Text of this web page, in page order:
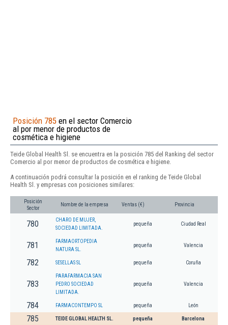
Posición 785 en el sector Comercio
al por menor de productos de
cosmética e higiene
Teide Global Health Sl. se encuentra en la posición 785 del Ranking del sector
Comercio al por menor de productos de cosmética e higiene.
A continuación podrá consultar la posición en el ranking de Teide Global
Health Sl. y empresas con posiciones similares:
Posición
Sector
Nombre de la empresa Ventas (€) Provincia
780
CHARO DE MUJER,
SOCIEDAD LIMITADA.
pequeña Ciudad Real
781
FARMAORTOPEDIA
NATURA SL.
pequeña Valencia
782 SESELLAS SL pequeña Coruña
783
PARAFARMACIA SAN
PEDRO SOCIEDAD
LIMITADA.
pequeña Valencia
784 FARMACONTEMPO SL pequeña León
785 TEIDE GLOBAL HEALTH SL. pequeña Barcelona